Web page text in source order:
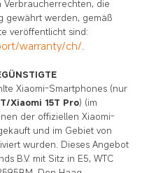
Verbraucherrechten, die
gewährt werden, gemäß
veröffentlicht sind:
warranty/ch/.
Xiaomi-Smartphones (nur
Xiaomi 15T Pro) (im
der offiziellen Xiaomi-
und im Gebiet von
wurden. Dieses Angebot
B.V. mit Sitz in E5, WTC